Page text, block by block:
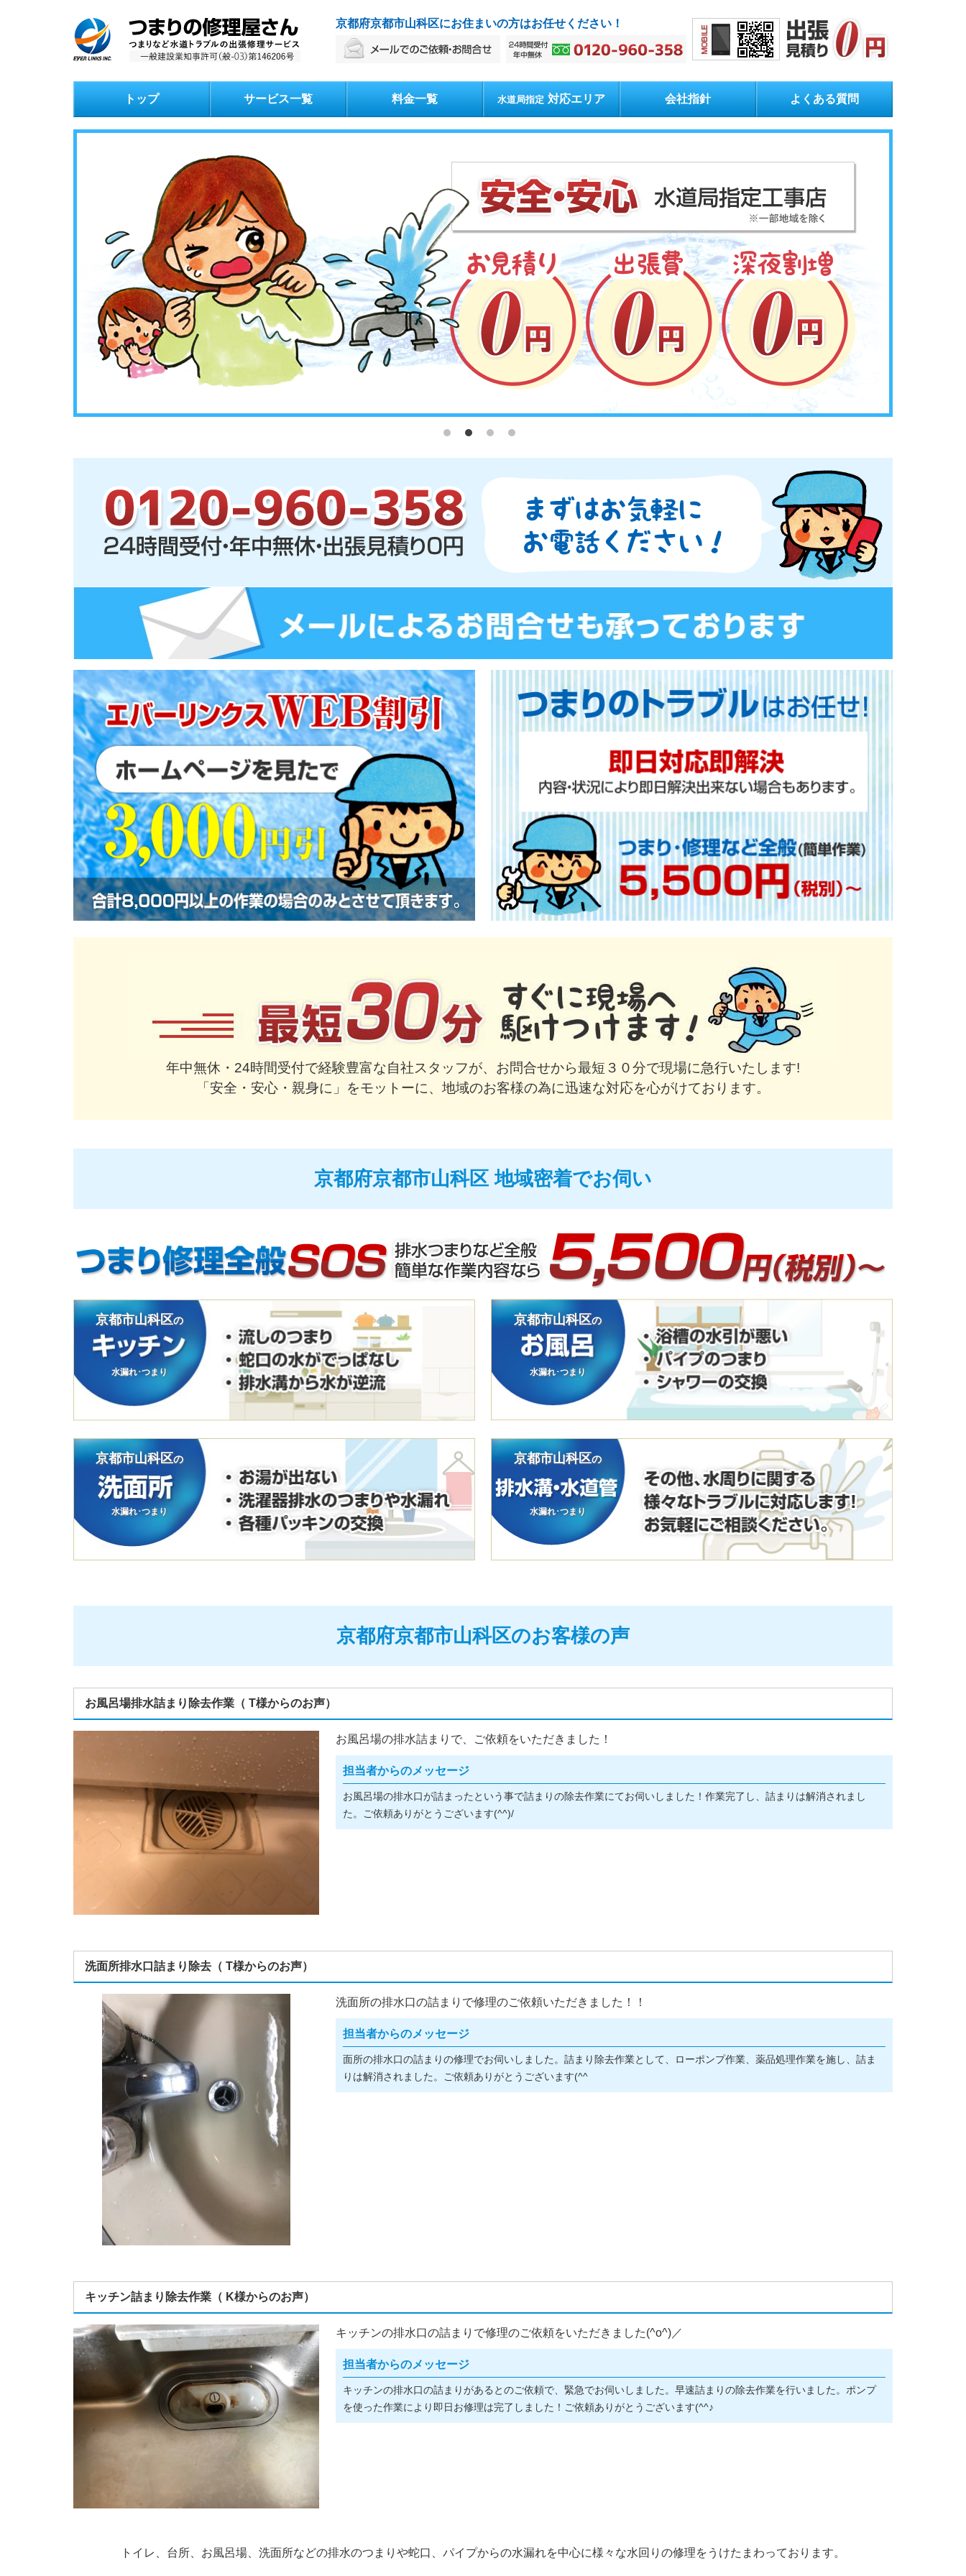
京都府京都市山科区にお住まいの方はお任せください！
トップ サービス一覧 料金一覧 水道局指定 対応エリア 会社指針 よくある質問
年中無休・24時間受付で経験豊富な自社スタッフが、お問合せから最短３０分で現場に急行いたします!
「安全・安心・親身に」をモットーに、地域のお客様の為に迅速な対応を心がけております。
京都府京都市山科区 地域密着でお伺い
京都市山科区の
水漏れ･つまり
京都市山科区の
水漏れ･つまり
京都市山科区の
水漏れ･つまり
京都市山科区の
水漏れ･つまり
京都府京都市山科区のお客様の声
お風呂場排水詰まり除去作業（ T様からのお声）
お風呂場の排水詰まりで、ご依頼をいただきました！
担当者からのメッセージ
お風呂場の排水口が詰まったという事で詰まりの除去作業にてお伺いしました！作業完了し、詰まりは解消されまし
た。ご依頼ありがとうございます(^^)/
洗面所排水口詰まり除去（ T様からのお声）
洗面所の排水口の詰まりで修理のご依頼いただきました！！
担当者からのメッセージ
面所の排水口の詰まりの修理でお伺いしました。詰まり除去作業として、ローポンプ作業、薬品処理作業を施し、詰ま
りは解消されました。ご依頼ありがとうございます(^^ゞ
キッチン詰まり除去作業（ K様からのお声）
キッチンの排水口の詰まりで修理のご依頼をいただきました(^o^)／
担当者からのメッセージ
キッチンの排水口の詰まりがあるとのご依頼で、緊急でお伺いしました。早速詰まりの除去作業を行いました。ポンプ
を使った作業により即日お修理は完了しました！ご依頼ありがとうございます(^^♪
トイレ、台所、お風呂場、洗面所などの排水のつまりや蛇口、パイプからの水漏れを中心に様々な水回りの修理をうけたまわっております。